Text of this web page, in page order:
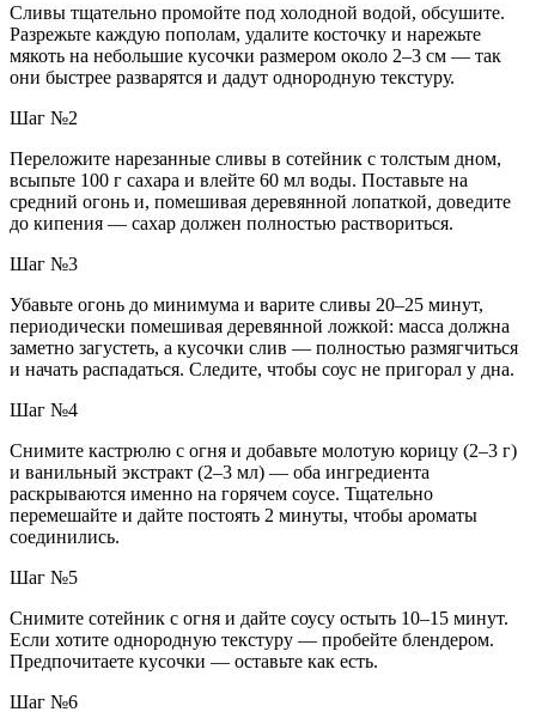
Сливы тщательно промойте под холодной водой, обсушите.
Разрежьте каждую пополам, удалите косточку и нарежьте
мякоть на небольшие кусочки размером около 2–3 см — так
они быстрее разварятся и дадут однородную текстуру.
Шаг №2
Переложите нарезанные сливы в сотейник с толстым дном,
всыпьте 100 г сахара и влейте 60 мл воды. Поставьте на
средний огонь и, помешивая деревянной лопаткой, доведите
до кипения — сахар должен полностью раствориться.
Шаг №3
Убавьте огонь до минимума и варите сливы 20–25 минут,
периодически помешивая деревянной ложкой: масса должна
заметно загустеть, а кусочки слив — полностью размягчиться
и начать распадаться. Следите, чтобы соус не пригорал у дна.
Шаг №4
Снимите кастрюлю с огня и добавьте молотую корицу (2–3 г)
и ванильный экстракт (2–3 мл) — оба ингредиента
раскрываются именно на горячем соусе. Тщательно
перемешайте и дайте постоять 2 минуты, чтобы ароматы
соединились.
Шаг №5
Снимите сотейник с огня и дайте соусу остыть 10–15 минут.
Если хотите однородную текстуру — пробейте блендером.
Предпочитаете кусочки — оставьте как есть.
Шаг №6